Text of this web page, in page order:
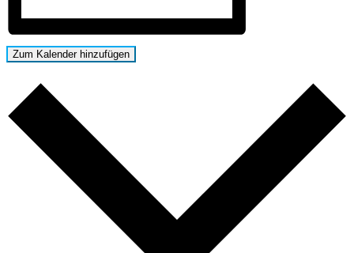
Zum Kalender hinzufügen